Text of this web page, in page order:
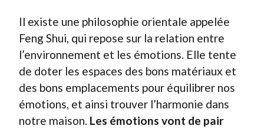
Il existe une philosophie orientale appelée
Feng Shui, qui repose sur la relation entre
l’environnement et les émotions. Elle tente
de doter les espaces des bons matériaux et
des bons emplacements pour équilibrer nos
émotions, et ainsi trouver l’harmonie dans
notre maison. Les émotions vont de pair